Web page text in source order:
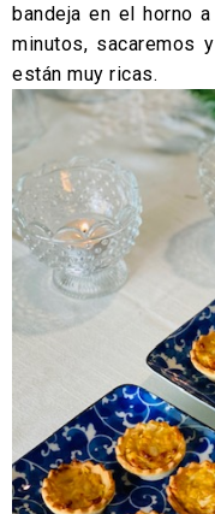
bandeja en el horno
minutos, sacaremos
están muy ricas.